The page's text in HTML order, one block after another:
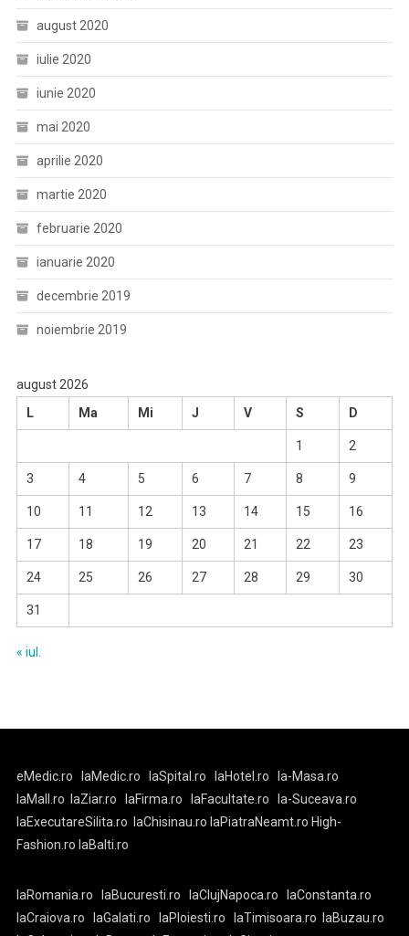
august 2020
iulie 2020
iunie 2020
mai 2020
aprilie 2020
martie 2020
februarie 2020
ianuarie 2020
decembrie 2019
noiembrie 2019
august 2026
L
Ma Mi J V S D
1 2
3 4 5 6 7 8 9
10 11 12 13 14 15 16
17 18 19 20 21 22 23
24 25 26 27 28 29 30
31
« iul.
eMedic.ro laMedic.ro laSpital.ro laHotel.ro
la-Masa.ro
laMall.ro
laZiar.ro laFirma.ro laFacultate.ro
la-Suceava.ro
laExecutareSilita.ro
laChisinau.ro laPiatraNeamt.ro High-
Fashion.ro laBalti.ro
laRomania.ro laBucuresti.ro laClujNapoca.ro
laConstanta.ro
laCraiova.ro
laGalati.ro laPloiesti.ro laTimisoara.ro
laBuzau.ro